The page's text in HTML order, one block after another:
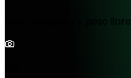
Peso integrado y peso libre